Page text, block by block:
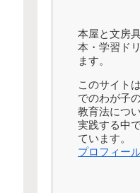
本屋と文房
本・学習ド
ます。
このサイト
でのわが子
教育法につ
実践する中
ています。
プロフィー